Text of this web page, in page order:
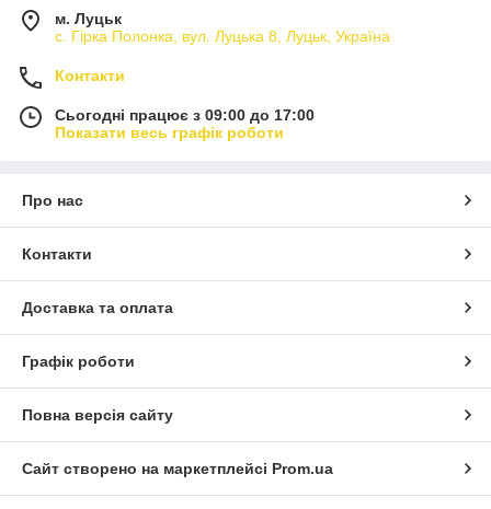
м. Луцьк
с. Гірка Полонка, вул. Луцька 8, Луцьк, Україна
Контакти
Сьогодні працює з 09:00 до 17:00
Показати весь графік роботи
Про нас
Контакти
Доставка та оплата
Графік роботи
Повна версія сайту
Сайт створено на маркетплейсі Prom.ua